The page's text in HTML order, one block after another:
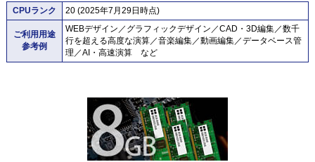
CPUランク 20 (2025年7月29日時点)
ご利用用途
参考例
WEBデザイン／グラフィックデザイン／CAD・3D編集／数千
行を超える高度な演算／音楽編集／動画編集／データベース管
理／AI・高速演算 など